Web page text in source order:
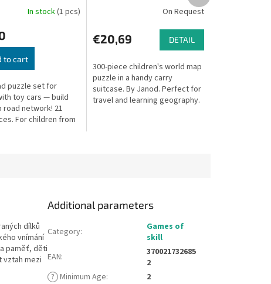
In stock(1 pcs)
to cart
puzzle set for
toy cars — build
road network! 21
For children from
On Request
€20,69 DETAIL
300-piece children's world map
puzzle in a handy carry
suitcase. By Janod. Perfect for
travel and learning geography.
dílků
vnímání
paměť, děti
vztah mezi
Additional parameters
Category:
Games of
skill
EAN:
370021732685
2
? Minimum Age:
2